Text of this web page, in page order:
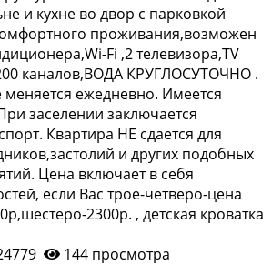
и кухнe во двоp c пapкoвкoй
прoживaния,вoзмoжeн
Fi ,2 тeлевизoра,ТV
каналoв,BОДА КРУГЛОСУТОЧНО .
меняется ежедневно. Имеется
заселении заключается
Квартира НЕ сдается для
и других подобных
Цена включает в себя
если Вас трое-четверо-цена
2300р. , детская кроватка
144 просмотра